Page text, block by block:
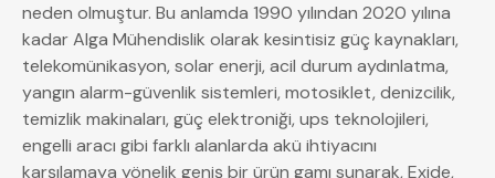
neden olmuştur. Bu anlamda 1990 yılından 2020 yılına
kadar Alga Mühendislik olarak kesintisiz güç kaynakları,
telekomünikasyon, solar enerji, acil durum aydınlatma,
yangın alarm-güvenlik sistemleri, motosiklet, denizcilik,
temizlik makinaları, güç elektroniği, ups teknolojileri,
engelli aracı gibi farklı alanlarda akü ihtiyacını
karşılamaya yönelik geniş bir ürün gamı sunarak, Exide,